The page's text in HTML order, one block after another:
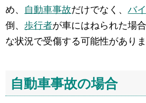
め、 自動車事故だけでなく、バ
倒、歩行者が車にはねられた場
な状況で受傷する可能性がありま
自動車事故の場合